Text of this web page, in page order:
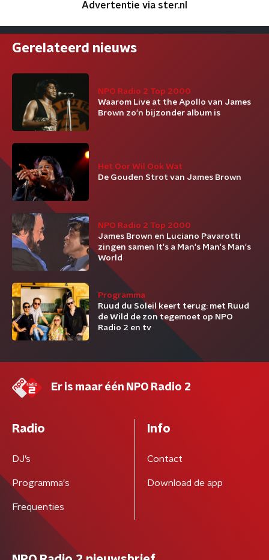
Advertentie via ster.nl
Gerelateerd nieuws
NPO Radio 2 Top 2000
Waarom Live at the Apollo van James
Brown zo'n bijzonder album is
Het Oor Wil Ook Wat
De Gouden Strot van James Brown
NPO Radio 2 Top 2000
James Brown en Luciano Pavarotti
zingen samen It's a Man's Man's Man's
World
Programma
Ruud du Soleil keert terug: met Ruud
de Wild de zon tegemoet op NPO
Radio 2 en tv
Er is maar één NPO Radio 2
Radio
DJ’s
Programma's
Frequenties
Info
Contact
Download de app